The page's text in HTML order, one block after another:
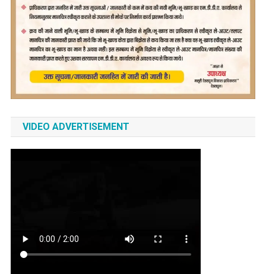
VIDEO ADVERTISEMENT